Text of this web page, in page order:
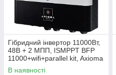
Гібридний інвертор 11000Вт,
48В + 2 МПП, ISMPPT BFP
11000+wifi+parallel kit, Axioma
Energy
В наявності